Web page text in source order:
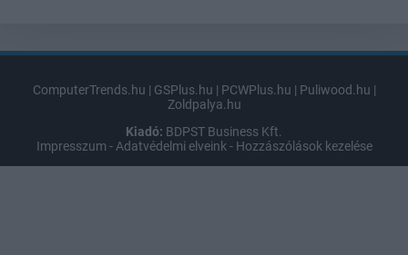
ComputerTrends.hu | GSPlus.hu | PCWPlus.hu | Puliwood.hu |
Zoldpalya.hu
Kiadó: BDPST Business Kft.
Impresszum - Adatvédelmi elveink - Hozzászólások kezelése